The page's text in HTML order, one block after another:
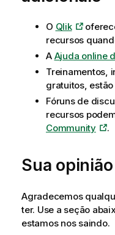
O Qlik
recursos
A Ajuda online
Treinamentos,
gratuitos,
Fóruns de
recursos
Community
.
Sua
Agradecemos
ter. Use a seção
estamos nos saindo.